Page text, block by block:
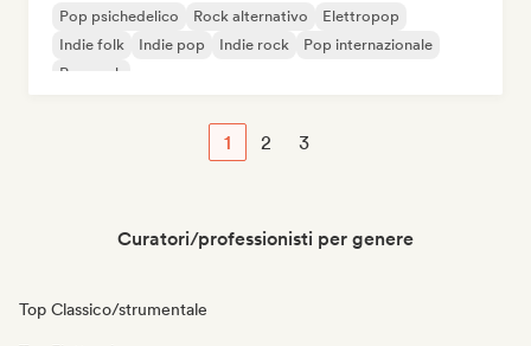
Pop psichedelico Rock alternativo
Elettropop
Indie folk
Indie pop Indie rock
Pop internazionale
Pop rock
1 2 3
Curatori/professionisti per genere
Top Classico/strumentale